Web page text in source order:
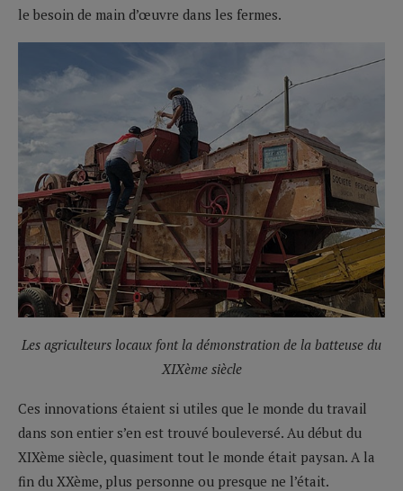
le besoin de main d’œuvre dans les fermes.
Les agriculteurs locaux font la démonstration de la batteuse du
XIXème siècle
Ces innovations étaient si utiles que le monde du travail
dans son entier s’en est trouvé bouleversé. Au début du
XIXème siècle, quasiment tout le monde était paysan. A la
fin du XXème, plus personne ou presque ne l’était.